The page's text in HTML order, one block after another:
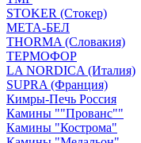
STOKER (Стокер)
МЕТА-БЕЛ
THORMA (Словакия)
ТЕРМОФОР
LA NORDICA (Италия)
SUPRA (Франция)
Кимры-Печь Россия
Камины ""Прованс""
Камины "Кострома"